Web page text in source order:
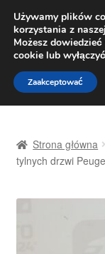
Pn.-
Przejdź
do
nawigacji
Przejdź
do
treści
Dostawa
Strona główna
tylnych drzwi
Używamy plików
korzystania z
Możesz
cookie lub
Zaakceptować